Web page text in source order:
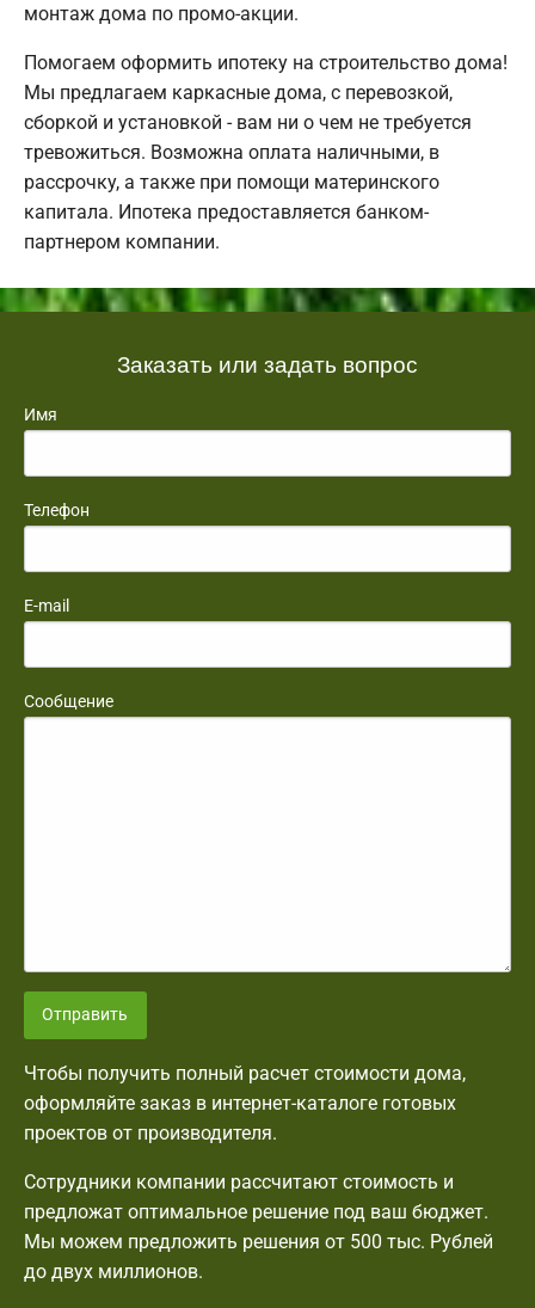
монтаж дома по промо-акции.
Помогаем оформить ипотеку на строительство дома!
Мы предлагаем каркасные дома, с перевозкой,
сборкой и установкой - вам ни о чем не требуется
тревожиться. Возможна оплата наличными, в
рассрочку, а также при помощи материнского
капитала. Ипотека предоставляется банком-
партнером компании.
Заказать или задать вопрос
Имя
Телефон
E-mail
Сообщение
Отправить
Чтобы получить полный расчет стоимости дома,
оформляйте заказ в интернет-каталоге готовых
проектов от производителя.
Сотрудники компании рассчитают стоимость и
предложат оптимальное решение под ваш бюджет.
Мы можем предложить решения от 500 тыс. Рублей
до двух миллионов.